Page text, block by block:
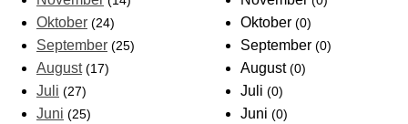
Oktober (24)
September (25)
August (17)
Juli (27)
Juni (25)
Oktober(0)
September(0)
August(0)
Juli(0)
Juni(0)